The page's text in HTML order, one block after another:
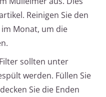
Reinigen Sie den
Monat, um die
sollten unter
werden. Füllen Sie
Sie die Enden